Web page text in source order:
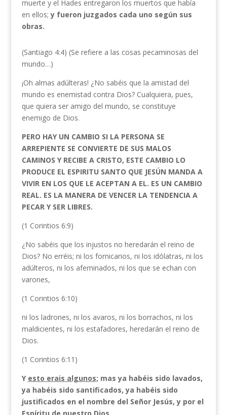
muerte y el Hades entregaron los muertos que había
en ellos;y fueron juzgados cada uno según sus
obras.
(Santiago 4:4) (Se refiere a las cosas pecaminosas del
mundo…)
¡Oh almas adúlteras! ¿No sabéis que la amistad del
mundo es enemistad contra Dios? Cualquiera, pues,
que quiera ser amigo del mundo, se constituye
enemigo de Dios.
PERO HAY UN CAMBIO SI LA PERSONA SE
ARREPIENTE SE CONVIERTE DE SUS MALOS
CAMINOS Y RECIBE A CRISTO, ESTE CAMBIO LO
PRODUCE EL ESPIRITU SANTO QUE JESÚN MANDA A
VIVIR EN LOS QUE LE ACEPTAN A EL. ES UN CAMBIO
REAL. ES LA MANERA DE VENCER LA TENDENCIA A
PECAR Y SER LIBRES.
(1 Corintios 6:9)
¿No sabéis que los injustos no heredarán el reino de
Dios? No erréis; ni los fornicarios, ni los idólatras, ni los
adúlteros, ni los afeminados, ni los que se echan con
varones,
(1 Corintios 6:10)
ni los ladrones, ni los avaros, ni los borrachos, ni los
maldicientes, ni los estafadores, heredarán el reino de
Dios.
(1 Corintios 6:11)
Y esto erais algunos; mas ya habéis sido lavados,
ya habéis sido santificados, ya habéis sido
justificados en el nombre del Señor Jesús, y por el